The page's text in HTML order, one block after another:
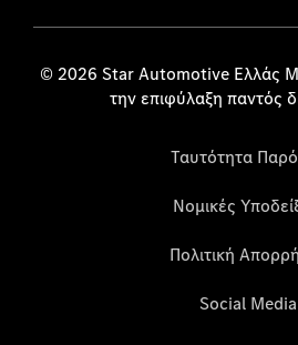
© 2026 Star Automotive Ελλάς
την επιφύλαξη παντός
Ταυτότητα
Νομικές
Πολιτική
Social Media